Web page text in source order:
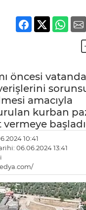
öncesi
amacıyla
kurban
10:41
06.06.2024 13:41